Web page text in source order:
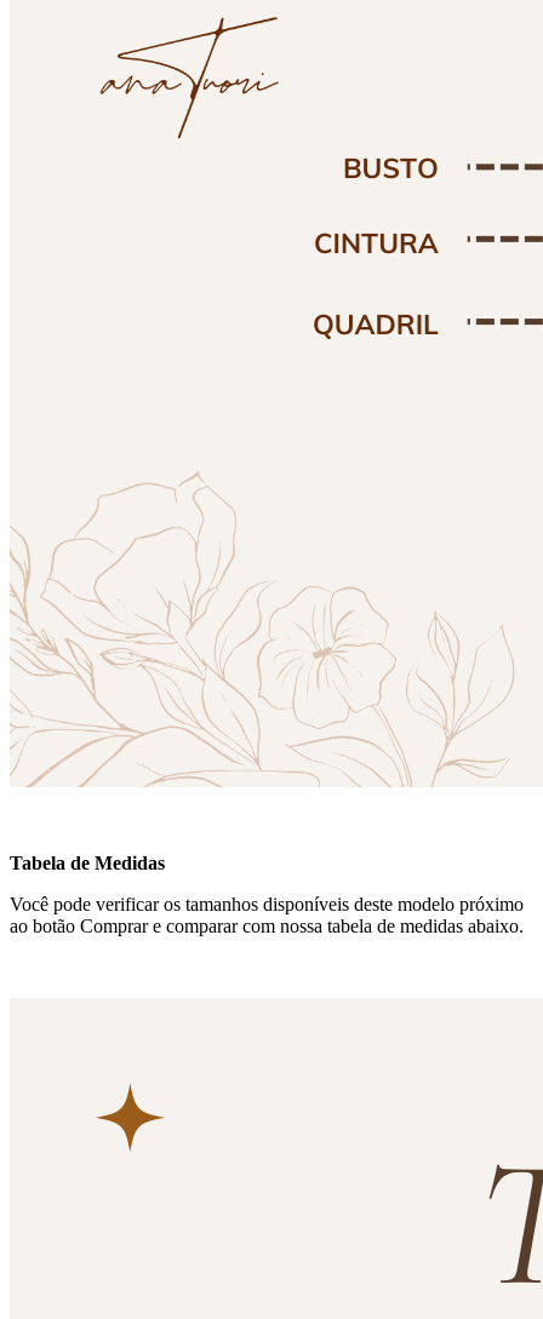
Tabela de Medidas
Você pode verificar os tamanhos disponíveis deste modelo próximo
ao botão Comprar e comparar com nossa tabela de medidas abaixo.